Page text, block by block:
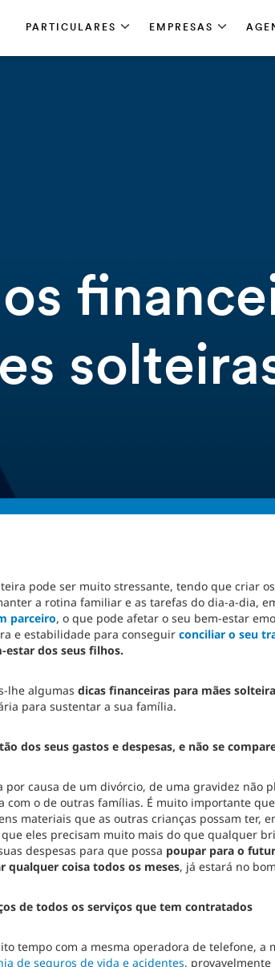
PARTICULARES EMPRESAS
pode ser muito stressante, tendo que criar
a rotina familiar e as tarefas do dia-a-dia,
parceiro, o que pode afetar o seu bem-estar
e estabilidade para conseguir conciliar o seu
estar dos seus filhos.
lhe algumas dicas financeiras para mães
para sustentar a sua família.
dos seus gastos e despesas, e não se
por causa de um divórcio, de uma gravidez não
com o de outras famílias. É muito importante
materiais que as outras crianças possam ter,
eles precisam muito mais do que qualquer
despesas para que possa poupar para o
qualquer coisa todos os meses, já estará no
de todos os serviços que tem contratados
tempo com a mesma operadora de telefone,
de seguros de vida e acidentes,